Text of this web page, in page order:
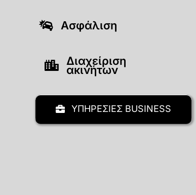
Ασφάλιση
Διαχείριση
ακινήτων
ΥΠΗΡΕΣΙΕΣ BUSINESS